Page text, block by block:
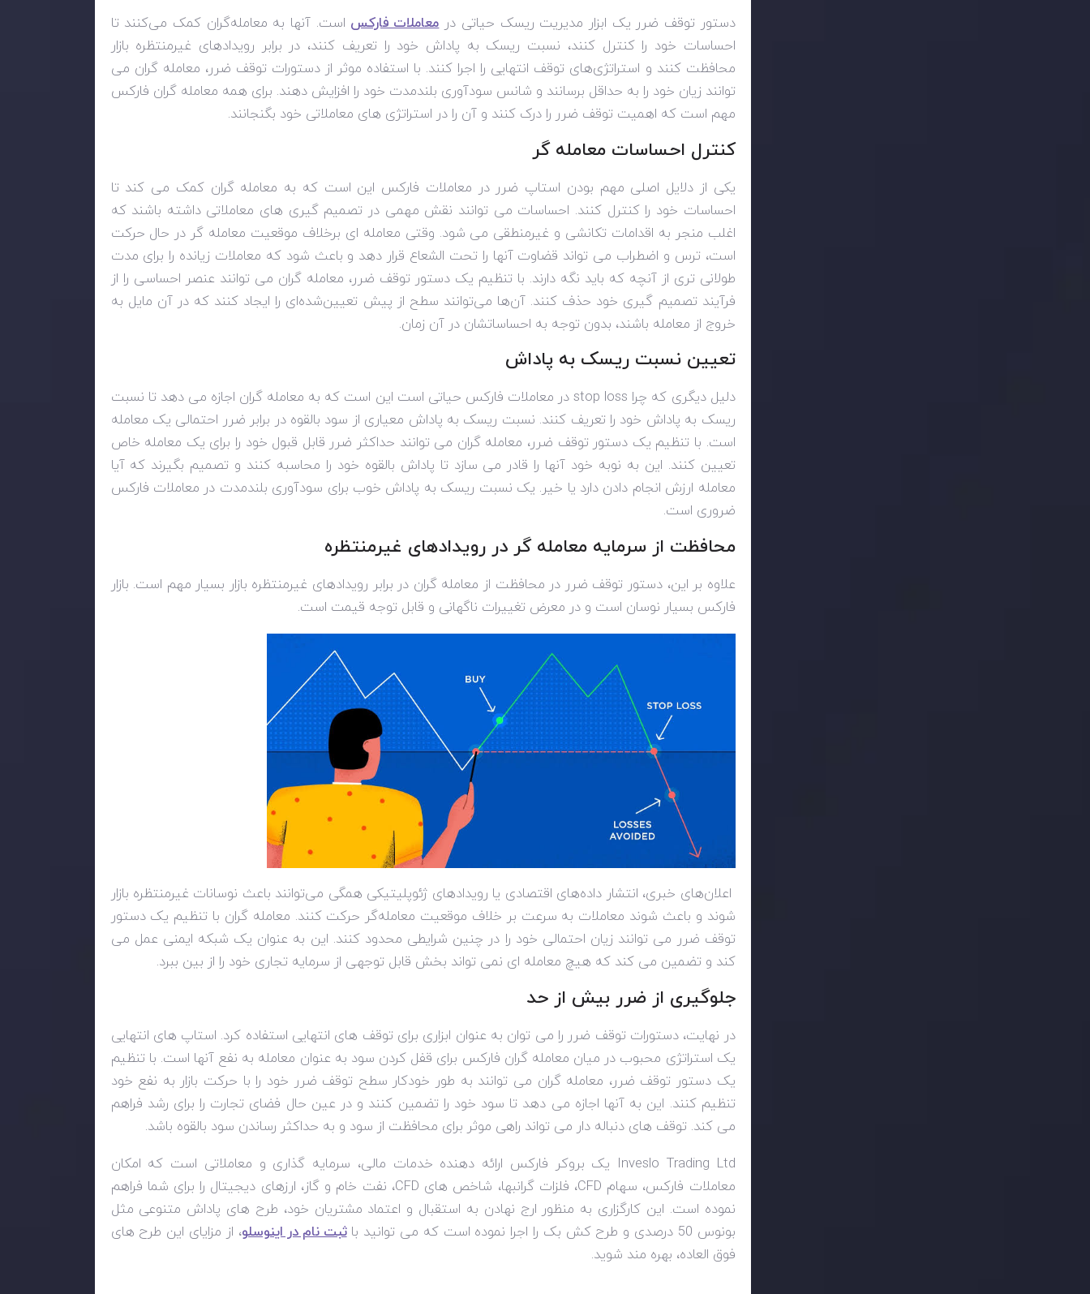
دستور توقف ضرر یک ابزار مدیریت ریسک حیاتی درمعاملات فارکس است. آنها به معامله‌گران کمک می‌کنند تا
احساسات خود را کنترل کنند، نسبت ریسک به پاداش خود را تعریف کنند، در برابر رویدادهای غیرمنتظره بازار
محافظت کنند و استراتژی‌های توقف انتهایی را اجرا کنند. با استفاده موثر از دستورات توقف ضرر، معامله گران می
توانند زیان خود را به حداقل برسانند و شانس سودآوری بلندمدت خود را افزایش دهند. برای همه معامله گران فارکس
مهم است که اهمیت توقف ضرر را درک کنند و آن را در استراتژی های معاملاتی خود بگنجانند.
کنترل احساسات معامله گر
یکی از دلایل اصلی مهم بودن استاپ ضرر در معاملات فارکس این است که به معامله گران کمک می کند تا
احساسات خود را کنترل کنند. احساسات می توانند نقش مهمی در تصمیم گیری های معاملاتی داشته باشند که
اغلب منجر به اقدامات تکانشی و غیرمنطقی می شود. وقتی معامله ای برخلاف موقعیت معامله گر در حال حرکت
است، ترس و اضطراب می تواند قضاوت آنها را تحت الشعاع قرار دهد و باعث شود که معاملات زیانده را برای مدت
طولانی تری از آنچه که باید نگه دارند. با تنظیم یک دستور توقف ضرر، معامله گران می توانند عنصر احساسی را از
فرآیند تصمیم گیری خود حذف کنند. آن‌ها می‌توانند سطح از پیش تعیین‌شده‌ای را ایجاد کنند که در آن مایل به
خروج از معامله باشند، بدون توجه به احساساتشان در آن زمان.
تعیین نسبت ریسک به پاداش
دلیل دیگری که چرا stop lossدر معاملات فارکس حیاتی است این است که به معامله گران اجازه می دهد تا نسبت
ریسک به پاداش خود را تعریف کنند. نسبت ریسک به پاداش معیاری از سود بالقوه در برابر ضرر احتمالی یک معامله
است. با تنظیم یک دستور توقف ضرر، معامله گران می توانند حداکثر ضرر قابل قبول خود را برای یک معامله خاص
تعیین کنند. این به نوبه خود آنها را قادر می سازد تا پاداش بالقوه خود را محاسبه کنند و تصمیم بگیرند که آیا
معامله ارزش انجام دادن دارد یا خیر. یک نسبت ریسک به پاداش خوب برای سودآوری بلندمدت در معاملات فارکس
ضروری است.
محافظت از سرمایه معامله گر در رویدادهای غیرمنتظره
علاوه بر این، دستور توقف ضرر در محافظت از معامله گران در برابر رویدادهای غیرمنتظره بازار بسیار مهم است. بازار
فارکس بسیار نوسان است و در معرض تغییرات ناگهانی و قابل توجه قیمت است.
اعلان‌های خبری، انتشار داده‌های اقتصادی یا رویدادهای ژئوپلیتیکی همگی می‌توانند باعث نوسانات غیرمنتظره بازار
شوند و باعث شوند معاملات به سرعت بر خلاف موقعیت معامله‌گر حرکت کنند. معامله گران با تنظیم یک دستور
توقف ضرر می توانند زیان احتمالی خود را در چنین شرایطی محدود کنند. این به عنوان یک شبکه ایمنی عمل می
کند و تضمین می کند که هیچ معامله ای نمی تواند بخش قابل توجهی از سرمایه تجاری خود را از بین ببرد.
جلوگیری از ضرر بیش از حد
در نهایت، دستورات توقف ضرر را می توان به عنوان ابزاری برای توقف های انتهایی استفاده کرد. استاپ های انتهایی
یک استراتژی محبوب در میان معامله گران فارکس برای قفل کردن سود به عنوان معامله به نفع آنها است. با تنظیم
یک دستور توقف ضرر، معامله گران می توانند به طور خودکار سطح توقف ضرر خود را با حرکت بازار به نفع خود
تنظیم کنند. این به آنها اجازه می دهد تا سود خود را تضمین کنند و در عین حال فضای تجارت را برای رشد فراهم
می کند. توقف های دنباله دار می تواند راهی موثر برای محافظت از سود و به حداکثر رساندن سود بالقوه باشد.
Inveslo Trading Ltd یک بروکر فارکس ارائه دهنده خدمات مالی، سرمایه گذاری و معاملاتی است که امکان
معاملات فارکس، سهام CFD، فلزات گرانبها، شاخص های CFD، نفت خام و گاز، ارزهای دیجیتال را برای شما فراهم
نموده است. این کارگزاری به منظور ارج نهادن به استقبال و اعتماد مشتریان خود، طرح های پاداش متنوعی مثل
بونوس 50 درصدی و طرح کش بک را اجرا نموده است که می توانید با
ثبت نام در اینوسلو، از مزایای این طرح های
فوق العاده، بهره مند شوید.